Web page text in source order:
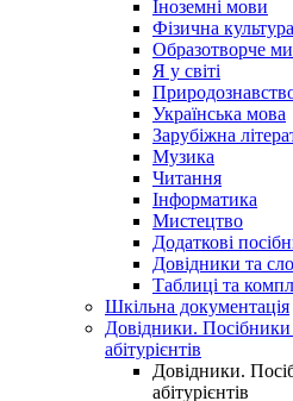
Іноземні мови
Фізична культура
Образотворче
Я у світі
Українська мова
Зарубіжна
Музика
Читання
Інформатика
Мистецтво
Додаткові
Довідники та
Таблиці та
Шкільна документація
Довідники. Посібники
абітурієнтів
Довідники.
абітурієнтів